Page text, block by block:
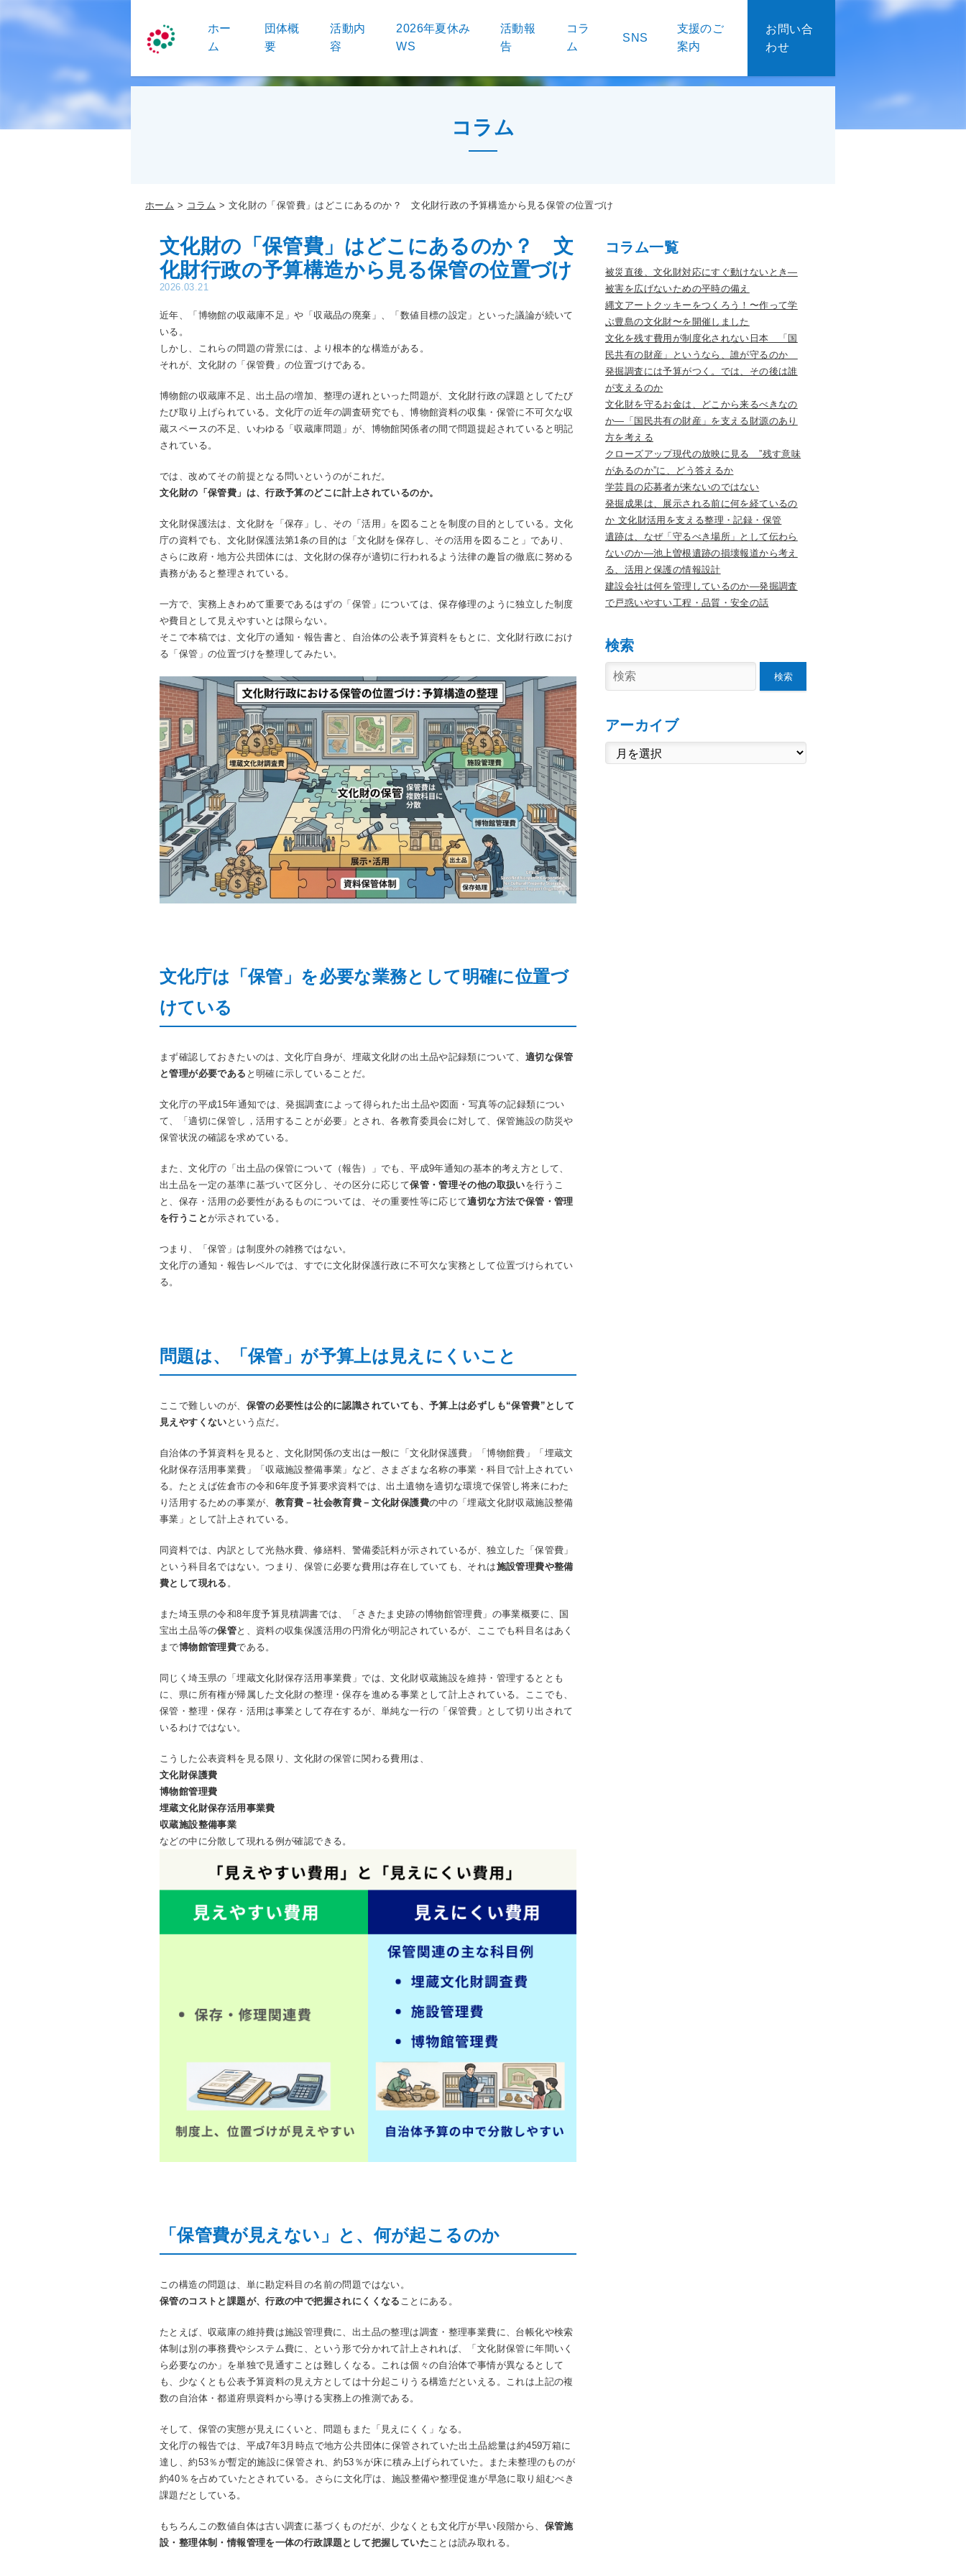
ホー
ム
団体概
要
活動内
容
2026年夏休み
WS
活動報
告
コラ
ム
SNS
支援のご
案内
お問い合
わせ
コラム
ホーム コラム 文化財の「保管費」はどこにあるのか？ 文化財行政の予算構造から見る保管の位置づけ
文化財の「保管費」はどこにあるのか？ 文
化財行政の予算構造から見る保管の位置づけ
2026.03.21
近年、「博物館の収蔵庫不足」や「収蔵品の廃棄」、「数値目標の設定」といった議論が続いて
いる。
しかし、これらの問題の背景には、より根本的な構造がある。
それが、文化財の「保管費」の位置づけである。
博物館の収蔵庫不足、出土品の増加、整理の遅れといった問題が、文化財行政の課題としてたび
たび取り上げられている。文化庁の近年の調査研究でも、博物館資料の収集・保管に不可欠な収
蔵スペースの不足、いわゆる「収蔵庫問題」が、博物館関係者の間で問題提起されていると明記
されている。
では、改めてその前提となる問いというのがこれだ。
文化財の「保管費」は、行政予算のどこに計上されているのか。
文化財保護法は、文化財を「保存」し、その「活用」を図ることを制度の目的としている。文化
庁の資料でも、文化財保護法第1条の目的は「文化財を保存し、その活用を図ること」であり、
さらに政府・地方公共団体には、文化財の保存が適切に行われるよう法律の趣旨の徹底に努める
責務があると整理されている。
一方で、実務上きわめて重要であるはずの「保管」については、保存修理のように独立した制度
や費目として見えやすいとは限らない。
そこで本稿では、文化庁の通知・報告書と、自治体の公表予算資料をもとに、文化財行政におけ
る「保管」の位置づけを整理してみたい。
文化庁は「保管」を必要な業務として明確に位置づ
けている
まず確認しておきたいのは、文化庁自身が、埋蔵文化財の出土品や記録類について、 適切な保管
と管理が必要である と明確に示していることだ。
文化庁の平成15年通知では、発掘調査によって得られた出土品や図面・写真等の記録類につい
て、「適切に保管し，活用することが必要」とされ、各教育委員会に対して、保管施設の防災や
保管状況の確認を求めている。
また、文化庁の「出土品の保管について（報告）」でも、平成9年通知の基本的考え方として、
出土品を一定の基準に基づいて区分し、その区分に応じて保管・管理その他の取扱いを行うこ
と、保存・活用の必要性があるものについては、その重要性等に応じて適切な方法で保管・管理
を行うことが示されている。
つまり、「保管」は制度外の雑務ではない。
文化庁の通知・報告レベルでは、すでに文化財保護行政に不可欠な実務として位置づけられてい
る。
問題は、「保管」が予算上は見えにくいこと
ここで難しいのが、 保管の必要性は公的に認識されていても、予算上は必ずしも“保管費”として
見えやすくない という点だ。
自治体の予算資料を見ると、文化財関係の支出は一般に「文化財保護費」「博物館費」「埋蔵文
化財保存活用事業費」「収蔵施設整備事業」など、さまざまな名称の事業・科目で計上されてい
る。たとえば佐倉市の令和6年度予算要求資料では、出土遺物を適切な環境で保管し将来にわた
り活用するための事業が、 教育費－社会教育費－文化財保護費の中の「埋蔵文化財収蔵施設整備
事業」として計上されている。
同資料では、内訳として光熱水費、修繕料、警備委託料が示されているが、独立した「保管費」
という科目名ではない。つまり、保管に必要な費用は存在していても、それは施設管理費や整備
費として現れる 。
また埼玉県の令和8年度予算見積調書では、「さきたま史跡の博物館管理費」の事業概要に、国
宝出土品等の保管と、資料の収集保護活用の円滑化が明記されているが、ここでも科目名はあく
まで博物館管理費である。
同じく埼玉県の「埋蔵文化財保存活用事業費」では、文化財収蔵施設を維持・管理するととも
に、県に所有権が帰属した文化財の整理・保存を進める事業として計上されている。ここでも、
保管・整理・保存・活用は事業として存在するが、単純な一行の「保管費」として切り出されて
いるわけではない。
こうした公表資料を見る限り、文化財の保管に関わる費用は、
文化財保護費
博物館管理費
埋蔵文化財保存活用事業費
収蔵施設整備事業
などの中に分散して現れる例が確認できる。
「保管費が見えない」と、何が起こるのか
この構造の問題は、単に勘定科目の名前の問題ではない。
保管のコストと課題が、行政の中で把握されにくくなる ことにある。
たとえば、収蔵庫の維持費は施設管理費に、出土品の整理は調査・整理事業費に、台帳化や検索
体制は別の事務費やシステム費に、という形で分かれて計上されれば、「文化財保管に年間いく
ら必要なのか」を単独で見通すことは難しくなる。これは個々の自治体で事情が異なるとして
も、少なくとも公表予算資料の見え方としては十分起こりうる構造だといえる。これは上記の複
数の自治体・都道府県資料から導ける実務上の推測である。
そして、保管の実態が見えにくいと、問題もまた「見えにくく」なる。
文化庁の報告では、平成7年3月時点で地方公共団体に保管されていた出土品総量は約459万箱に
達し、約53％が暫定的施設に保管され、約53％が床に積み上げられていた。また未整理のものが
約40％を占めていたとされている。さらに文化庁は、施設整備や整理促進が早急に取り組むべき
課題だとしている。
もちろんこの数値自体は古い調査に基づくものだが、少なくとも文化庁が早い段階から、 保管施
設・整理体制・情報管理を一体の行政課題として把握していたことは読み取れる。
コラム一覧
被災直後、文化財対応にすぐ動けないとき―
被害を広げないための平時の備え
縄文アートクッキーをつくろう！〜作って学
ぶ豊島の文化財〜を開催しました
文化を残す費用が制度化されない日本 「国
民共有の財産」というなら、誰が守るのか
発掘調査には予算がつく。では、その後は誰
が支えるのか
文化財を守るお金は、どこから来るべきなの
か―「国民共有の財産」を支える財源のあり
方を考える
クローズアップ現代の放映に見る ”残す意味
があるのか”に、どう答えるか
学芸員の応募者が来ないのではない
発掘成果は、展示される前に何を経ているの
か 文化財活用を支える整理・記録・保管
遺跡は、なぜ「守るべき場所」として伝わら
ないのか―池上曽根遺跡の損壊報道から考え
る、活用と保護の情報設計
建設会社は何を管理しているのか―発掘調査
で戸惑いやすい工程・品質・安全の話
検索
検索
アーカイブ
ー